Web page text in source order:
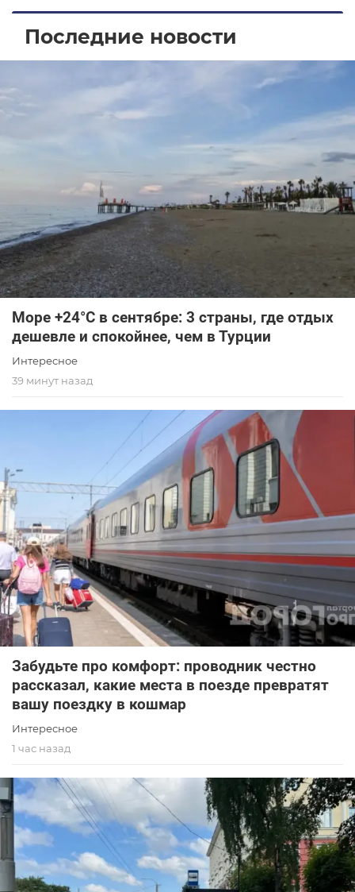
Последние новости
Море +24°C в сентябре: 3 страны, где отдых
дешевле и спокойнее, чем в Турции
Интересное
39 минут назад
Забудьте про комфорт: проводник честно
рассказал, какие места в поезде превратят
вашу поездку в кошмар
Интересное
1 час назад